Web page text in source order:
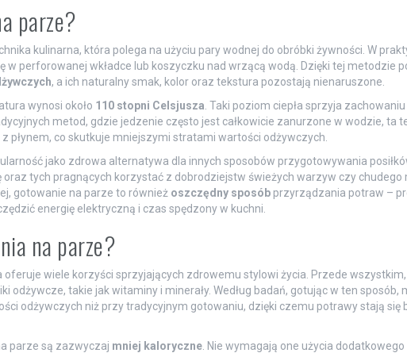
parze?
kulinarna, która polega na użyciu pary wodnej do obróbki żywności. W
w perforowanej wkładce lub koszyczku nad wrzącą wodą. Dzięki tej metodzie
, a ich naturalny smak, kolor oraz tekstura pozostają nienaruszone.
wynosi około 110 stopni Celsjusza . Taki poziom ciepła sprzyja
metod, gdzie jedzenie często jest całkowicie zanurzone w wodzie, ta
płynem, co skutkuje mniejszymi stratami wartości odżywczych.
jako zdrowa alternatywa dla innych sposobów przygotowywania
oraz tych pragnących korzystać z dobrodziejstw świeżych warzyw czy chudego
gotowanie na parze to również oszczędny sposóbprzyrządzania potraw –
energię elektryczną i czas spędzony w kuchni.
na parze?
wiele korzyści sprzyjających zdrowemu stylowi życia. Przede wszystkim,
odżywcze, takie jak witaminy i minerały. Według badań, gotując w ten sposób,
odżywczych niż przy tradycyjnym gotowaniu, dzięki czemu potrawy stają się
parze są zazwyczaj mniej kaloryczne. Nie wymagają one użycia dodatkowego